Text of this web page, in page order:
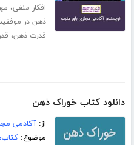
افکار منفی،
ذهن در
قدرت ذهن،
دانلود کتاب خوراک ذهن
از:آکادمی
موضوع: